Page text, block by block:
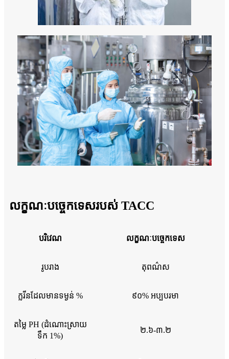
លក្ខណៈបច្ចេកទេសរបស់ TACC
បរិវេណ លក្ខណៈបច្ចេកទេស
រូបរាង តុពណ៌ស
ក្លរីនដែលមានទម្ងន់ % ៩០% អប្បបរមា
តម្លៃ PH (ដំណោះស្រាយ
ទឹក 1%)
២.៦-៣.២